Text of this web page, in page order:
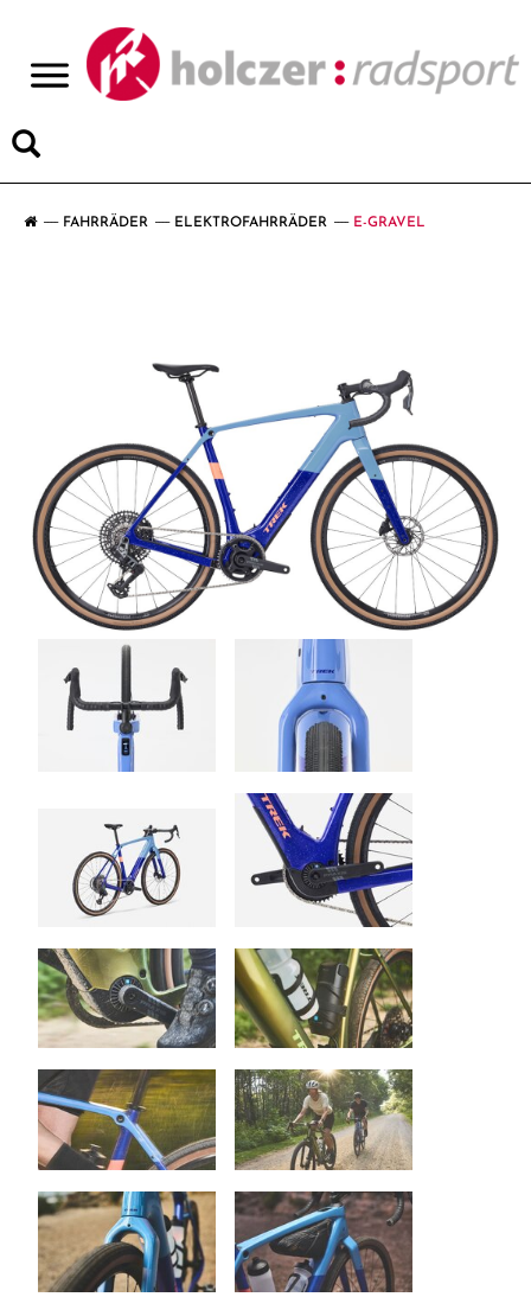
FAHRRÄDER ELEKTROFAHRRÄDER E-GRAVEL